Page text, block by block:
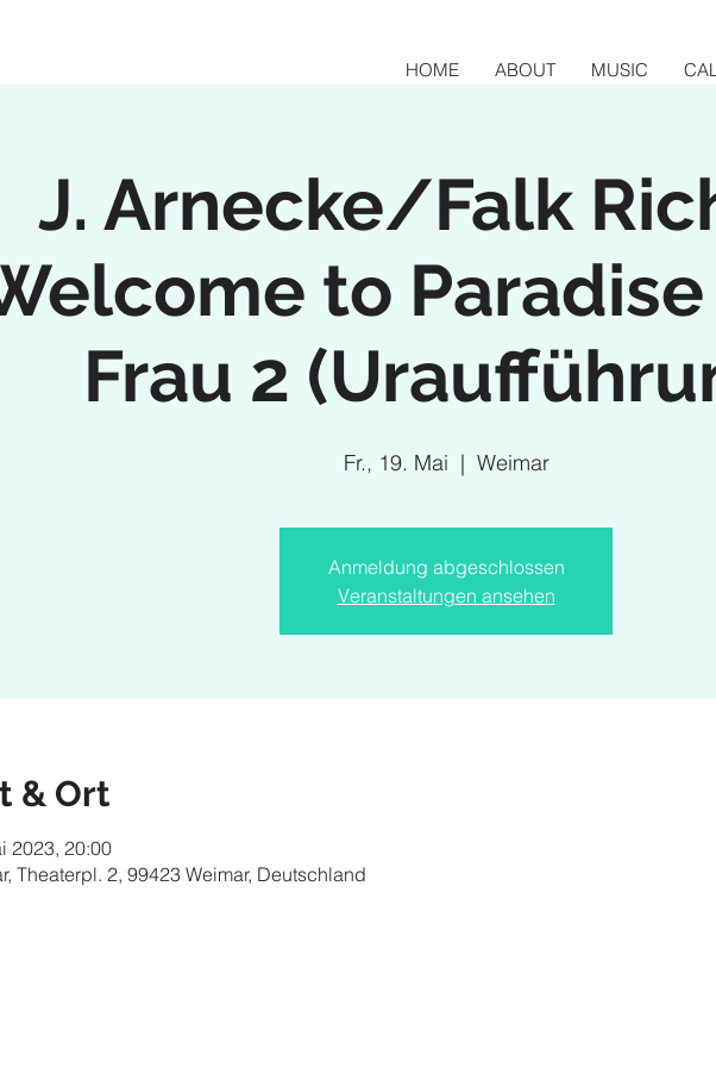
HOME ABOUT MUSIC
J. Arnecke/Falk
to
Frau 2
Fr., 19. Mai
  |
Weimar
Anmeldung abgeschlossen
Veranstaltungen ansehen
& Ort
2023, 20:00
Theaterpl. 2, 99423 Weimar, Deutschland